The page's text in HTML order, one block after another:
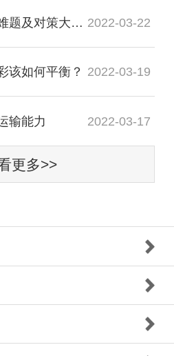
纸箱加工模切工艺的难题及对策大盘点 2022-03-22
该如何平衡？ 2022-03-19
输能力 2022-03-17
更多>>